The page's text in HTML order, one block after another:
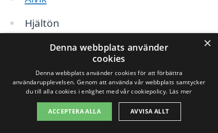
Hjältön
Råneå
Björkskatan
Älvsbyn
Haparanda
×
Denna webbplats använder
cookies
Denna webbplats använder cookies för att förbättra
användarupplevelsen. Genom att använda vår webbplats samtycker
du till alla cookies i enlighet med vår cookiepolicy. Läs mer
ACCEPTERA ALLA AVVISA ALLT